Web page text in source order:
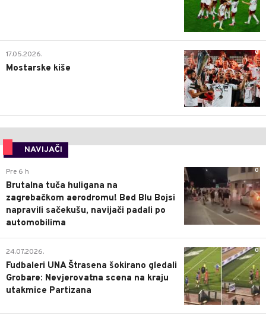
0
17.05.2026.
Mostarske kiše
NAVIJAČI
0
Pre 6 h
Brutalna tuča huligana na
zagrebačkom aerodromu! Bed Blu Bojsi
napravili sačekušu, navijači padali po
automobilima
0
24.07.2026.
Fudbaleri UNA Štrasena šokirano gledali
Grobare: Nevjerovatna scena na kraju
utakmice Partizana